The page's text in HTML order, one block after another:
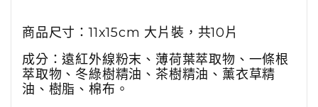
商品尺寸：11x15cm 大片裝，共10片
成分：遠紅外線粉末、薄荷葉萃取物、一條根
萃取物、冬綠樹精油、茶樹精油、薰衣草精
油、樹脂、棉布。